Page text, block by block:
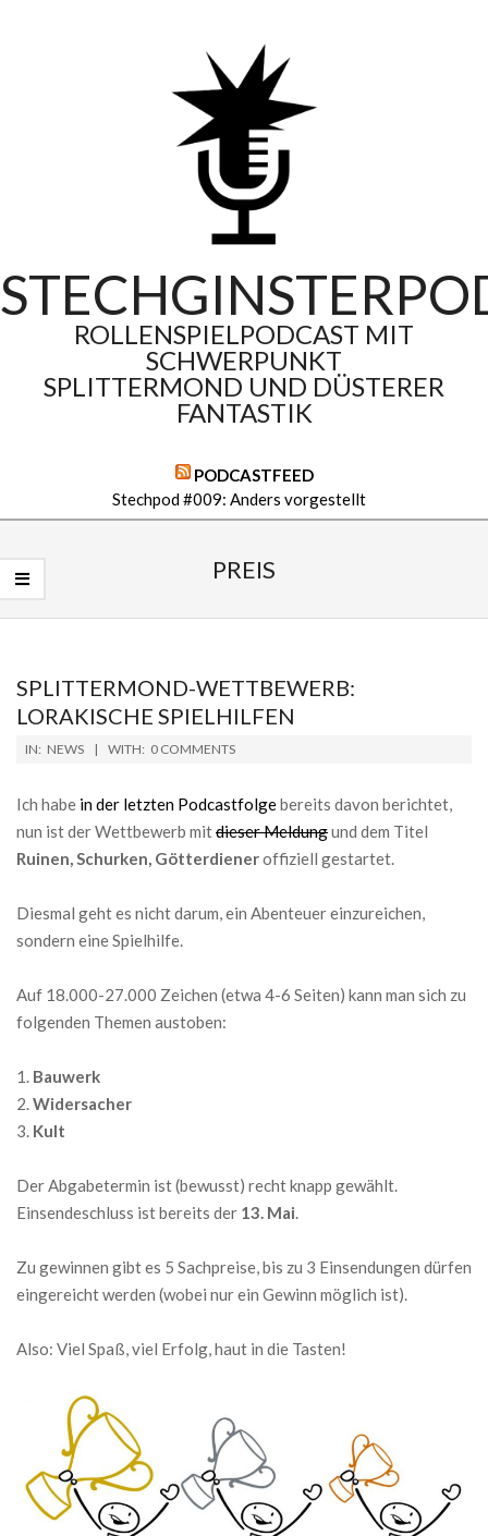
ROLLENSPIELPODCAST MIT
SCHWERPUNKT
SPLITTERMOND UND DÜSTERER
FANTASTIK
PODCASTFEED
Stechpod #009: Anders vorgestellt
Navigation
Menu
PREIS
SPLITTERMOND-WETTBEWERB:
LORAKISCHE SPIELHILFEN
2019-
11
IN: NEWS WITH: 0 COMMENTS
Ich habe in der letzten Podcastfolgebereits davon berichtet,
nun ist der Wettbewerb mitdieser Meldungund dem Titel
Ruinen, Schurken, Götterdieneroffiziell gestartet.
Diesmal geht es nicht darum, ein Abenteuer einzureichen,
sondern eine Spielhilfe.
Auf 18.000-27.000 Zeichen (etwa 4-6 Seiten) kann man sich zu
folgenden Themen austoben:
Bauwerk
Widersacher
Kult
Der Abgabetermin ist (bewusst) recht knapp gewählt.
Einsendeschluss ist bereits der 13. Mai.
Zu gewinnen gibt es 5 Sachpreise, bis zu 3 Einsendungen dürfen
eingereicht werden (wobei nur ein Gewinn möglich ist).
Also: Viel Spaß, viel Erfolg, haut in die Tasten!